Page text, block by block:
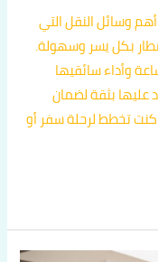
وسائل النقل التي
بكل يسر وسهولة.
وأداء سائقيها
عليها بثقة لضمان
تخطط لرحلة سفر أو